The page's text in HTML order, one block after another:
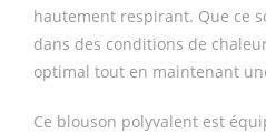
hautement respirant. Que ce
dans des conditions de
optimal tout en maintenant
Ce blouson polyvalent est